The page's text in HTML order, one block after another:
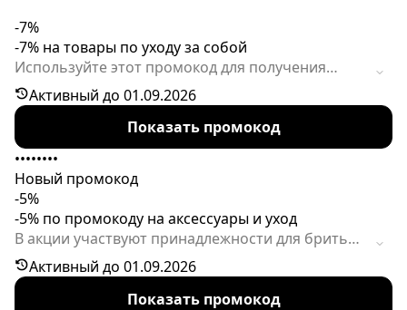
-7%
-7% на товары по уходу за собой
Используйте этот промокод для получения
дополнительной выгоды, если сумма вашего
заказа превысит 3000р. Действие промокода
может завершиться раньше указанного срока.
Активный до 01.09.2026
Показать промокод
••••••••
Новый промокод
-5%
-5% по промокоду на аксессуары и уход
В акции участвуют принадлежности для бритья,
косметика по уходу и другие товары для
красоты. Акция действует ограниченное время.
Активный до 01.09.2026
Показать промокод